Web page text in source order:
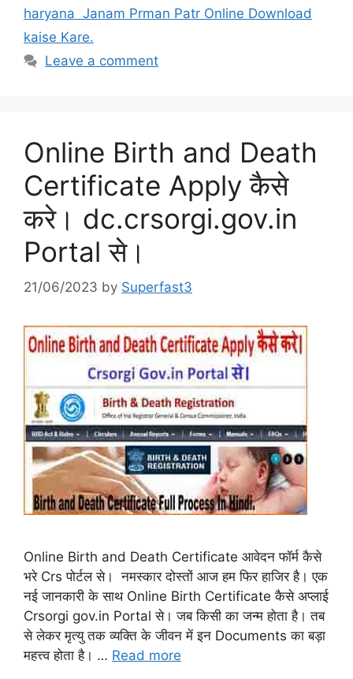
haryana Janam Prman Patr Online Download
kaise Kare.
Leave a comment
Online Birth and Death
Certificate Apply कैसे
करे। dc.crsorgi.gov.in
Portal से।
21/06/2023 by Superfast3
Online Birth and Death Certificate आवेदन फॉर्म कैसे
भरे Crs पोर्टल से। नमस्कार दोस्तों आज हम फिर हाजिर है। एक
नई जानकारी के साथ Online Birth Certificate कैसे अप्लाई
Crsorgi gov.in Portal से। जब किसी का जन्म होता है। तब
से लेकर मृत्यु तक व्यक्ति के जीवन में इन Documents का बड़ा
महत्त्व होता है। … Read more